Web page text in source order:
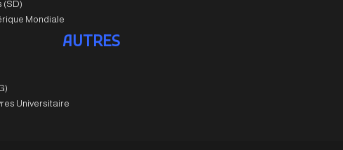
(SD)
Mondiale
AUTRES
Universitaire